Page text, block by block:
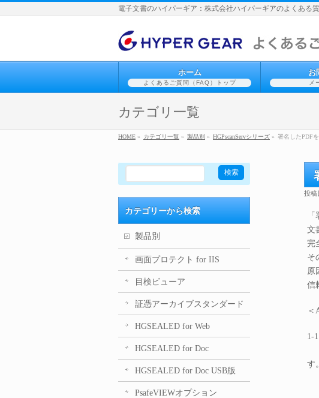
電子文書のハイパーギア：株式会社ハイパーギアのよくある
ホーム
よくあるご質問（FAQ）トップ
お
メ
カテゴリ一覧
HOME » カテゴリ一覧 » 製品別 » HGPscanServシリーズ » 署名したPDF
投稿
文
完
そ
原
信
＜
1-
す。
※
カテゴリーから検索
製品別
画面プロテクト for IIS
目検ビューア
証憑アーカイブスタンダード
HGSEALED for Web
HGSEALED for Doc
HGSEALED for Doc USB版
PsafeVIEWオプション